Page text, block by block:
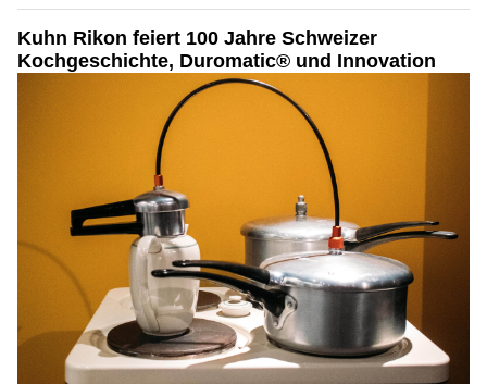
Kuhn Rikon feiert 100 Jahre Schweizer
Kochgeschichte, Duromatic® und Innovation